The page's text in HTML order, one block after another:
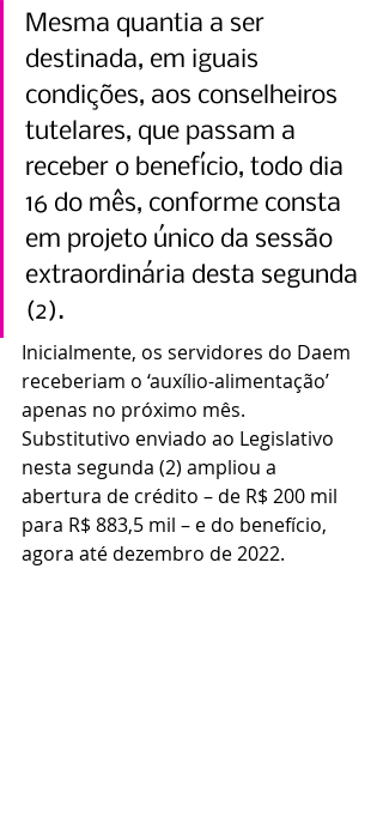
Mesma quantia a ser
destinada, em iguais
condições, aos conselheiros
tutelares, que passam a
receber o benefício, todo dia
16 do mês, conforme consta
em projeto único da sessão
extraordinária desta segunda
(2).
Inicialmente, os servidores do Daem
receberiam o ‘auxílio-alimentação’
apenas no próximo mês.
Substitutivo enviado ao Legislativo
nesta segunda (2) ampliou a
abertura de crédito – de R$ 200 mil
para R$ 883,5 mil – e do benefício,
agora até dezembro de 2022.